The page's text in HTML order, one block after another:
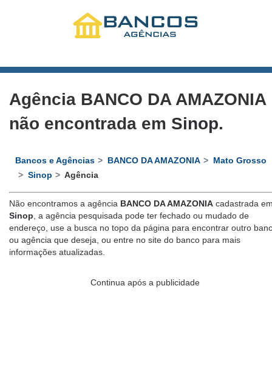
Agência BANCO DA AMAZONIA
não encontrada em Sinop.
Bancos e Agências BANCO DA AMAZONIA
Mato Grosso
Sinop
Agência
Não encontramos a agência BANCO DA AMAZONIA cadastrada
Sinop , a agência pesquisada pode ter fechado ou mudado de
endereço, use a busca no topo da página para encontrar outro
ou agência que deseja, ou entre no site do banco para mais
informações atualizadas.
Continua após a publicidade